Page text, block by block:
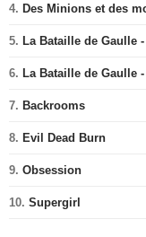
4. Des Minions et des
5. La Bataille de Gaulle
6. La Bataille de Gaulle
7. Backrooms
8. Evil Dead Burn
9. Obsession
10. Supergirl